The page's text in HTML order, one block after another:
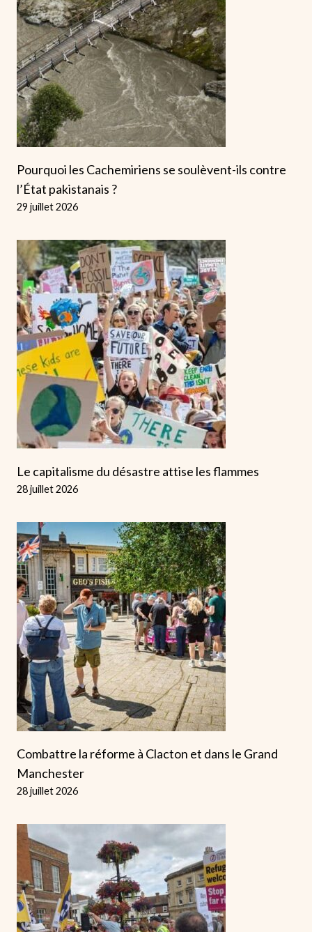
Pourquoi les Cachemiriens se soulèvent-ils contre
l’État pakistanais ?
29 juillet 2026
Le capitalisme du désastre attise les flammes
28 juillet 2026
Combattre la réforme à Clacton et dans le Grand
Manchester
28 juillet 2026